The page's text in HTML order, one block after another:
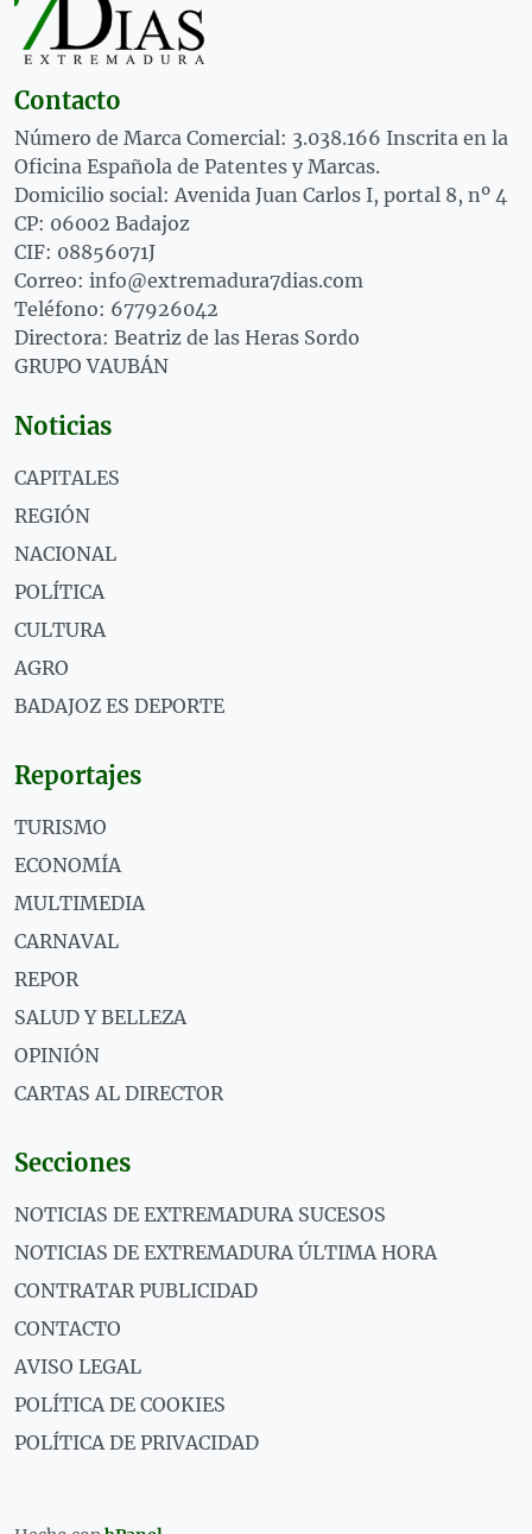
Contacto
Número de Marca Comercial: 3.038.166 Inscrita en la
Oficina Española de Patentes y Marcas.
Domicilio social: Avenida Juan Carlos I, portal 8, nº 4
CP: 06002 Badajoz
CIF: 08856071J
Correo: info@extremadura7dias.com
Teléfono: 677926042
Directora: Beatriz de las Heras Sordo
GRUPO VAUBÁN
Noticias
CAPITALES
REGIÓN
NACIONAL
POLÍTICA
CULTURA
AGRO
BADAJOZ ES DEPORTE
Reportajes
TURISMO
ECONOMÍA
MULTIMEDIA
CARNAVAL
REPOR
SALUD Y BELLEZA
OPINIÓN
CARTAS AL DIRECTOR
Secciones
NOTICIAS DE EXTREMADURA SUCESOS
NOTICIAS DE EXTREMADURA ÚLTIMA HORA
CONTRATAR PUBLICIDAD
CONTACTO
AVISO LEGAL
POLÍTICA DE COOKIES
POLÍTICA DE PRIVACIDAD